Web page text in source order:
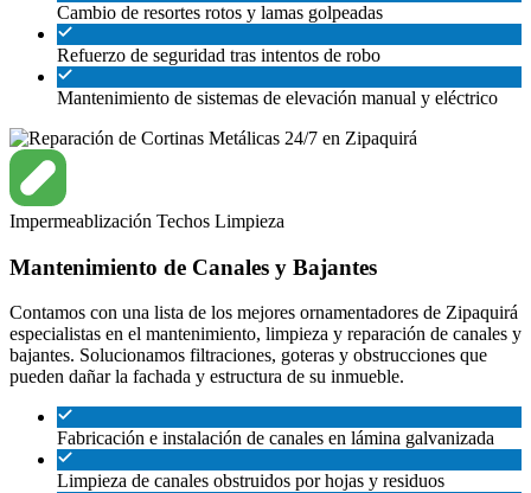
Cambio de resortes rotos y lamas golpeadas
Refuerzo de seguridad tras intentos de robo
Mantenimiento de sistemas de elevación manual y eléctrico
Impermeablización Techos Limpieza
Mantenimiento de Canales y Bajantes
Contamos con una lista de los mejores ornamentadores de Zipaquirá
especialistas en el mantenimiento, limpieza y reparación de canales y
bajantes. Solucionamos filtraciones, goteras y obstrucciones que
pueden dañar la fachada y estructura de su inmueble.
Fabricación e instalación de canales en lámina galvanizada
Limpieza de canales obstruidos por hojas y residuos